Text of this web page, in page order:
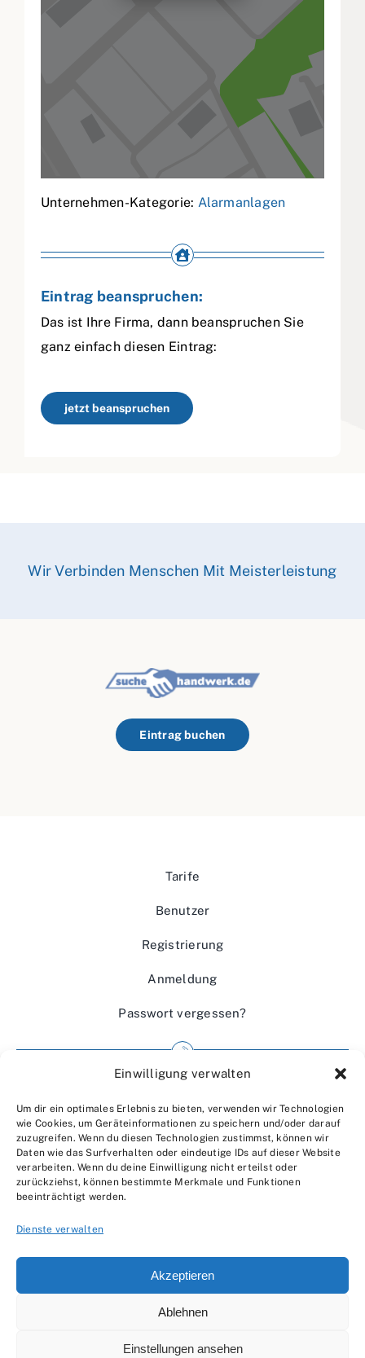
Einwilligung verwalten
Um dir ein optimales Erlebnis zu bieten, verwenden wir Technologien
wie Cookies, um Geräteinformationen zu speichern und/oder darauf
zuzugreifen. Wenn du diesen Technologien zustimmst, können wir
Daten wie das Surfverhalten oder eindeutige IDs auf dieser Website
verarbeiten. Wenn du deine Einwilligung nicht erteilst oder
zurückziehst, können bestimmte Merkmale und Funktionen
beeinträchtigt werden.
Dienste verwalten
Akzeptieren
Ablehnen
Einstellungen ansehen
Unternehmen-Kategorie: Alarmanlagen
Eintrag beanspruchen:
Das ist Ihre Firma, dann beanspruchen Sie
ganz einfach diesen Eintrag:
jetzt beanspruchen
Wir Verbinden Menschen Mit Meisterleistung
Eintrag buchen
Tarife
Benutzer
Registrierung
Anmeldung
Passwort vergessen?
Wir über uns
Kontakt
Datenschutzerklärung
© 2007 - 2026 •by Moveco